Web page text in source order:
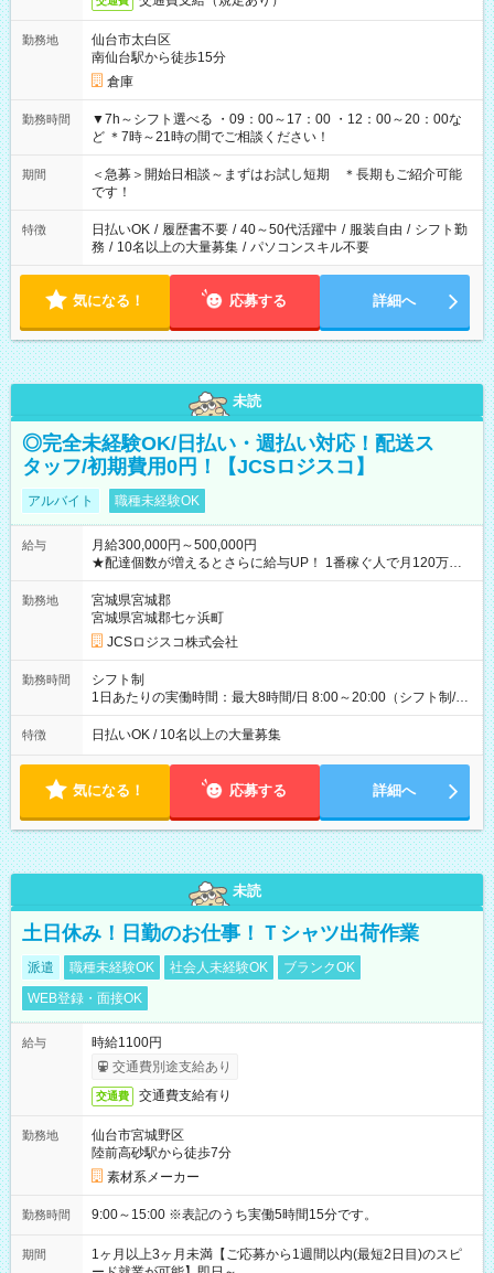
勤務地
仙台市太白区
南仙台駅から徒歩15分
倉庫
勤務時間
▼7h～シフト選べる ・09：00～17：00 ・12：00～20：00な
ど ＊7時～21時の間でご相談ください！
期間
＜急募＞開始日相談～まずはお試し短期 ＊長期もご紹介可能
です！
特徴 日払いOK / 履歴書不要 / 40～50代活躍中 / 服装自由 / シフト勤
務 / 10名以上の大量募集 / パソコンスキル不要
気になる！ 応募する 詳細へ
未読
◎完全未経験OK/日払い・週払い対応！配送ス
タッフ/初期費用0円！【JCSロジスコ】
アルバイト 職種未経験OK
給与
月給300,000円～500,000円
★配達個数が増えるとさらに給与UP！ 1番稼ぐ人で月120万ほ
ど！ ・主要都市エリア 月収55万円／週5日稼働 月収65万~112
万円／週6日稼働 ・地方郊外エリア 月収40万円／週5日稼働 月
収40万円~50万円／週6日稼働 ＜モデルイメージ＞ ■月収50万
円 (27歳男性/江東区在住)※元建築関係 1日150個配達×25日勤務
(日休み) ■月収80万円(43歳男性/墨田区在住)※元営業 1日200個
勤務地
宮城県宮城郡
宮城県宮城郡七ヶ浜町
JCSロジスコ株式会社
勤務時間
シフト制
1日あたりの実働時間：最大8時間/日 8:00～20:00（シフト制/実
働8時間） ※週5日勤務（場所次第では週4も有り） ※配達状況
によって時間外での勤務可能性有り ※案件により多少の前後あ
特徴 日払いOK / 10名以上の大量募集
気になる！ 応募する 詳細へ
未読
土日休み！日勤のお仕事！Ｔシャツ出荷作業
派遣 職種未経験OK 社会人未経験OK
ブランクOK
WEB登録・面接OK
給与
時給1100円
交通費別途支給あり
交通費 交通費支給有り
勤務地
仙台市宮城野区
陸前高砂駅から徒歩7分
素材系メーカー
勤務時間 9:00～15:00 ※表記のうち実働5時間15分です。
期間
1ヶ月以上3ヶ月未満【ご応募から1週間以内(最短2日目)のスピ